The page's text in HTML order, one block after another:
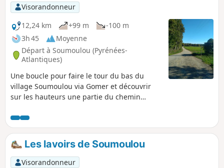
Visorandonneur
12,24 km
+99 m
-100 m
3h 45
Moyenne
Départ à Soumoulou (Pyrénées-
Atlantiques)
Une boucle pour faire le tour du bas du
village Soumoulou via Gomer et découvrir
sur les hauteurs une partie du chemin
village permet de stationner sans aucune
difficulté.
Les lavoirs de Soumoulou
Visorandonneur